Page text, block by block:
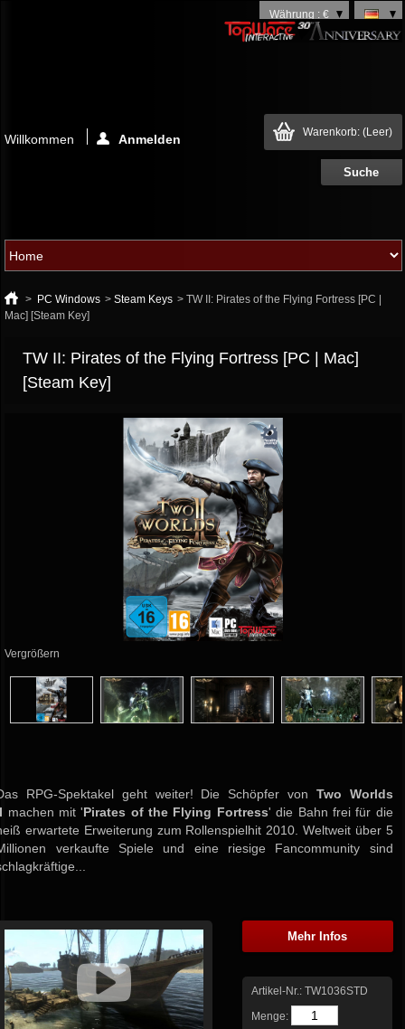
Währung : €
Warenkorb: (Leer)
Willkommen Anmelden
> PC Windows > Steam Keys > TW II: Pirates of the Flying Fortress [PC |
Mac] [Steam Key]
TW II: Pirates of the Flying Fortress [PC | Mac]
[Steam Key]
Vergrößern
RPG-Spektakel geht weiter! Die Schöpfer von Two Worlds
machen mit 'Pirates of the Flying Fortress' die Bahn frei für die
erwartete Erweiterung zum Rollenspielhit 2010. Weltweit über 5
verkaufte Spiele und eine riesige Fancommunity sind
Mehr Infos
Artikel-Nr.: TW1036STD
Menge: